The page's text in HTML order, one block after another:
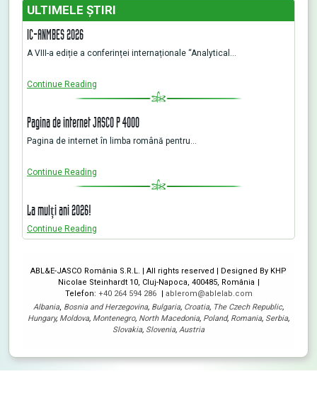
ULTIMELE ŞTIRI
IC-ANMBES 2026
A VIII-a ediție a conferinței internaționale “Analytical…
Continue Reading
Pagina de internet JASCO P 4000
Pagina de internet în limba română pentru…
Continue Reading
La mulți ani 2026!
Continue Reading
ABL&E-JASCO România S.R.L. | All rights reserved | Designed By KHP
Nicolae Steinhardt 10, Cluj-Napoca, 400485, România
Telefon: +40 264 594 286
ablerom@ablelab.com
Albania, Bosnia and Herzegovina, Bulgaria, Croatia, The Czech Republic,
Hungary, Moldova, Montenegro, North Macedonia, Poland, Romania, Serbia,
Slovakia, Slovenia, Austria